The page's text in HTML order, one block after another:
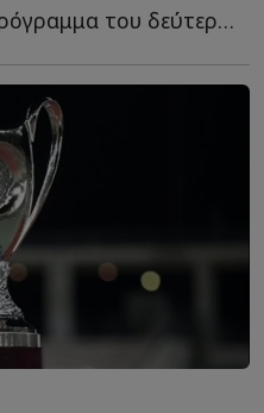
Η ΕΠΟ ανακοίνωσε το πρόγραμμα του δεύτερου προκριματικού γ...